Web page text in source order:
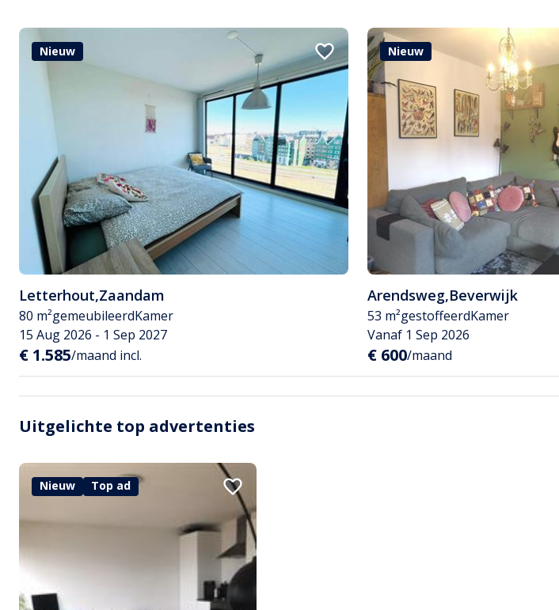
Nieuw
Letterhout,Zaandam
80 m²gemeubileerdKamer
15 Aug 2026 - 1 Sep 2027
€ 1.585/maand incl.
Nieuw
Arendsweg,Beverwijk
53 m²gestoffeerdKamer
Vanaf 1 Sep 2026
€ 600/maand
Uitgelichte top advertenties
Nieuw Top ad